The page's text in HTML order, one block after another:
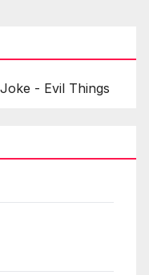
- Evil Things